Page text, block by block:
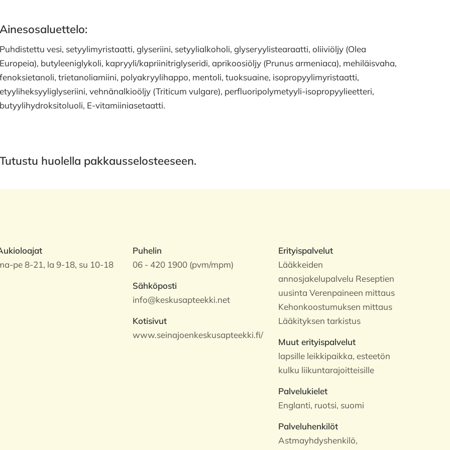
Ainesosaluettelo:
Puhdistettu vesi, setyylimyristaatti, glyseriini, setyylialkoholi, glyseryylistearaatti, oliiviöljy (Olea
Europeia), butyleeniglykoli, kapryyli/kapriinitriglyseridi, aprikoosiöljy (Prunus armeniaca), mehiläisvaha,
fenoksietanoli, trietanoliamiini, polyakryylihappo, mentoli, tuoksuaine, isopropyylimyristaatti,
etyyliheksyyliglyseriini, vehnänalkioöljy (Triticum vulgare), perfluoripolymetyyli-isopropyylieetteri,
butyylihydroksitoluoli, E-vitamiiniasetaatti.
Tutustu huolella pakkausselosteeseen.
pe 8-21, la 9-18, su 10-18
Puhelin
06 - 420 1900 (pvm/mpm)
Sähköposti
info@keskusapteekki.net
Kotisivut
www.seinajoenkeskusapteekki.fi/
Erityispalvelut
Lääkkeiden
annosjakelupalvelu Reseptien
uusinta Verenpaineen mittaus
Kehonkoostumuksen mittaus
Lääkityksen tarkistus
Muut erityispalvelut
lapsille leikkipaikka, esteetön
kulku liikuntarajoitteisille
Palvelukielet
Englanti, ruotsi, suomi
Palveluhenkilöt
Astmayhdyshenkilö,